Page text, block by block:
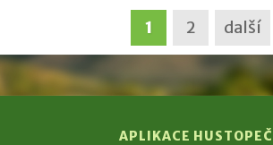
1 2 další
APLIKACE